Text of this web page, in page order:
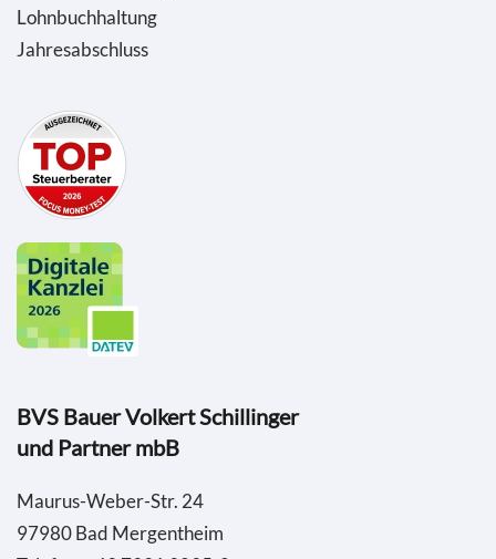
Lohnbuchhaltung
Jahresabschluss
BVS Bauer Volkert Schillinger
und Partner mbB
Maurus-Weber-Str. 24
97980 Bad Mergentheim